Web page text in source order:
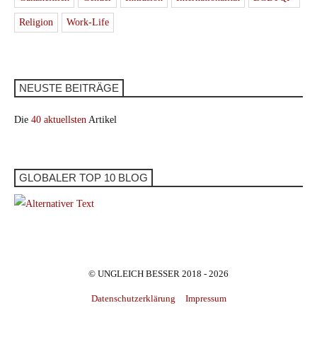
Religion Work-Life
NEUSTE BEITRÄGE
Die 40 aktuellsten Artikel
GLOBALER TOP 10 BLOG
© UNGLEICH BESSER 2018 - 2026
Datenschutzerklärung Impressum